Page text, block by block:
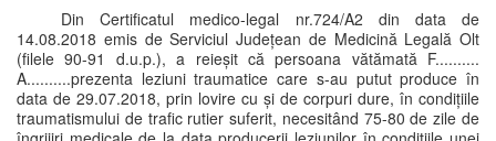
Din Certificatul medico-legal nr.724/A2 din data de
14.08.2018 emis de Serviciul Județean de Medicină Legală Olt
(filele 90-91 d.u.p.), a reieșit că persoana vătămată F..........
A..........prezenta leziuni traumatice care s-au putut produce în
data de 29.07.2018, prin lovire cu și de corpuri dure, în condițiile
traumatismului de trafic rutier suferit, necesitând 75-80 de zile de